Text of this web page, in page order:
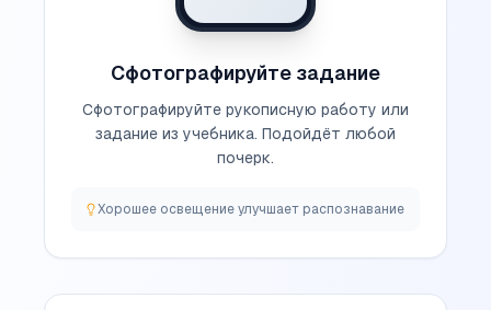
Сфотографируйте задание
Сфотографируйте рукописную работу или
задание из учебника. Подойдёт любой
почерк.
Хорошее освещение улучшает распознавание